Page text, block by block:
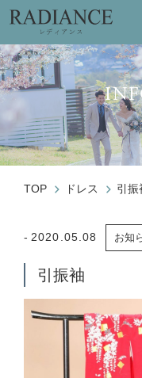
TOP ドレス 引振
2020.05.08 お知
引振袖